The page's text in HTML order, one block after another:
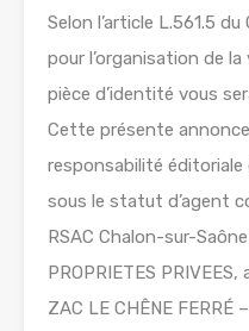
Selon l’article L.561.5
pour l’organisation de
pièce d’identité vous
Cette présente
responsabilité éditoriale
sous le statut d’agent
RSAC Chalon-sur-
PROPRIETES
ZAC LE CHÊNE FERRÉ